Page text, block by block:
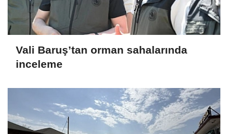
Vali Baruş’tan orman sahalarında
inceleme